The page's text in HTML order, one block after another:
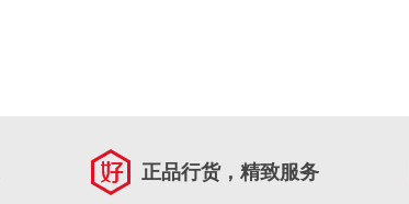
正品行货，精致服务